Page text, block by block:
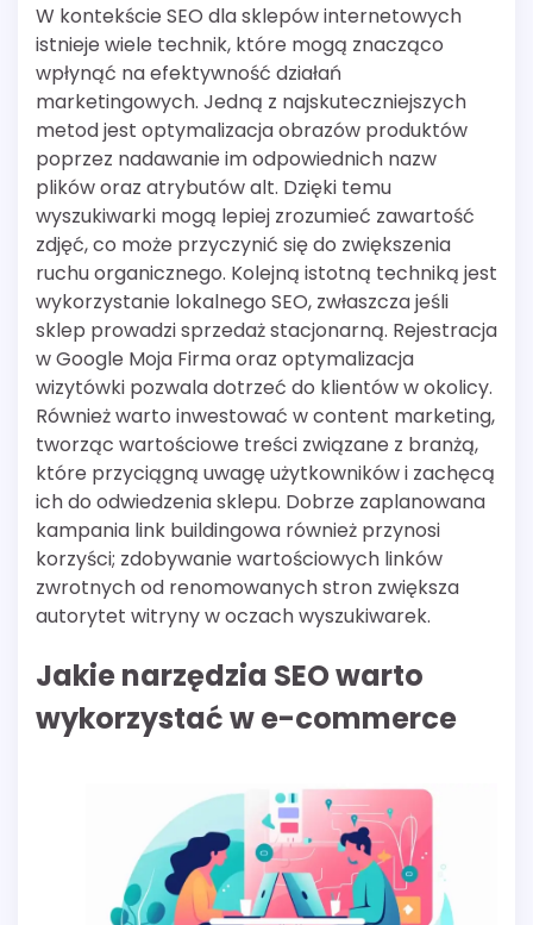
W kontekście SEO dla sklepów internetowych
istnieje wiele technik, które mogą znacząco
wpłynąć na efektywność działań
marketingowych. Jedną z najskuteczniejszych
metod jest optymalizacja obrazów produktów
poprzez nadawanie im odpowiednich nazw
plików oraz atrybutów alt. Dzięki temu
wyszukiwarki mogą lepiej zrozumieć zawartość
zdjęć, co może przyczynić się do zwiększenia
ruchu organicznego. Kolejną istotną techniką jest
wykorzystanie lokalnego SEO, zwłaszcza jeśli
sklep prowadzi sprzedaż stacjonarną. Rejestracja
w Google Moja Firma oraz optymalizacja
wizytówki pozwala dotrzeć do klientów w okolicy.
Również warto inwestować w content marketing,
tworząc wartościowe treści związane z branżą,
które przyciągną uwagę użytkowników i zachęcą
ich do odwiedzenia sklepu. Dobrze zaplanowana
kampania link buildingowa również przynosi
korzyści; zdobywanie wartościowych linków
zwrotnych od renomowanych stron zwiększa
autorytet witryny w oczach wyszukiwarek.
Jakie narzędzia SEO warto
wykorzystać w e-commerce